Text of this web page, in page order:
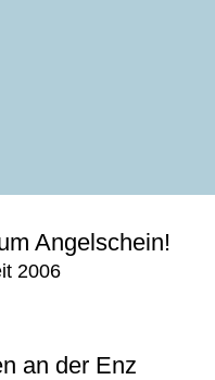
Angelschein!
2006
an der Enz